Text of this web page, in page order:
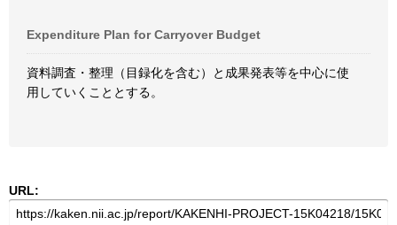
Expenditure Plan for Carryover Budget
資料調査・整理（目録化を含む）と成果発表等を中心に使
用していくこととする。
URL: